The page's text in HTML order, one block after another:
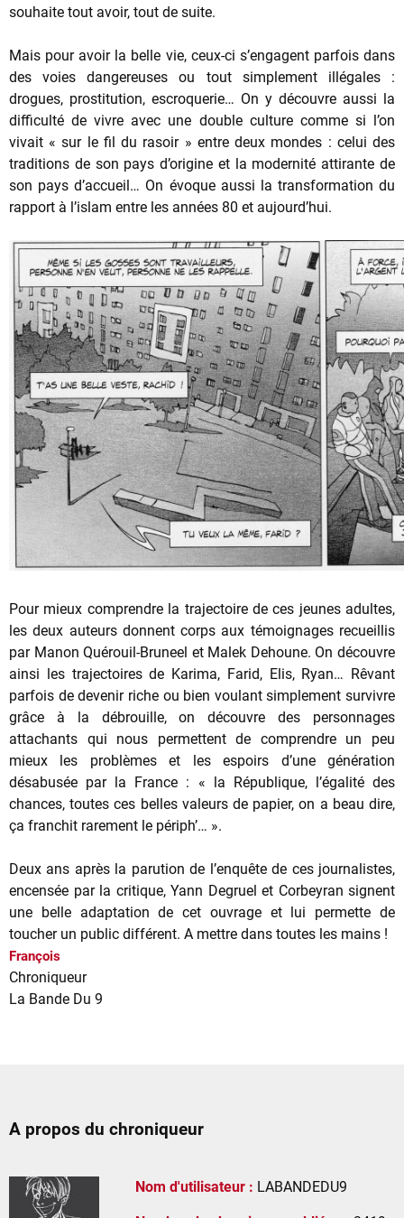
souhaite tout avoir, tout de suite.
Mais pour avoir la belle vie, ceux-ci s’engagent parfois dans
des voies dangereuses ou tout simplement illégales :
drogues, prostitution, escroquerie… On y découvre aussi la
difficulté de vivre avec une double culture comme si l’on
vivait « sur le fil du rasoir » entre deux mondes : celui des
traditions de son pays d’origine et la modernité attirante de
son pays d’accueil… On évoque aussi la transformation du
rapport à l’islam entre les années 80 et aujourd’hui.
Pour mieux comprendre la trajectoire de ces jeunes adultes,
les deux auteurs donnent corps aux témoignages recueillis
par Manon Quérouil-Bruneel et Malek Dehoune. On découvre
ainsi les trajectoires de Karima, Farid, Elis, Ryan… Rêvant
parfois de devenir riche ou bien voulant simplement survivre
grâce à la débrouille, on découvre des personnages
attachants qui nous permettent de comprendre un peu
mieux les problèmes et les espoirs d’une génération
désabusée par la France : « la République, l’égalité des
chances, toutes ces belles valeurs de papier, on a beau dire,
ça franchit rarement le périph’… ».
Deux ans après la parution de l’enquête de ces journalistes,
encensée par la critique, Yann Degruel et Corbeyran signent
une belle adaptation de cet ouvrage et lui permette de
toucher un public différent. A mettre dans toutes les mains !
François
Chroniqueur
La Bande Du 9
A propos du chroniqueur
Nom d'utilisateur : LABANDEDU9